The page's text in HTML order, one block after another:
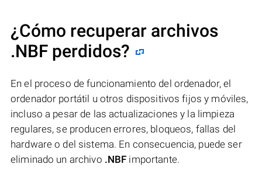
¿Cómo recuperar archivos
.NBF perdidos?
En el proceso de funcionamiento del ordenador, el
ordenador portátil u otros dispositivos fijos y móviles,
incluso a pesar de las actualizaciones y la limpieza
regulares, se producen errores, bloqueos, fallas del
hardware o del sistema. En consecuencia, puede ser
eliminado un archivo .NBF importante.